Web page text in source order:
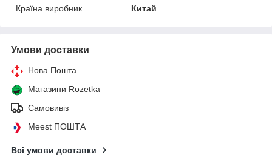
Країна виробник
Китай
Умови доставки
Нова Пошта
Магазини Rozetka
Самовивіз
Meest ПОШТА
Всі умови доставки